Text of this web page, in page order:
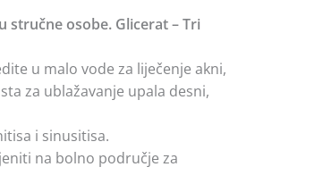
stručne osobe. Glicerat – Tri
u malo vode za liječenje akni,
za ublažavanje upala desni,
i sinusitisa.
na bolno područje za